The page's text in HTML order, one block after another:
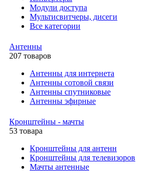
Модули доступа
Мультисвитчеры, дисеги
Все категории
Антенны
207 товаров
Антенны для интернета
Антенны сотовой связи
Антенны спутниковые
Антенны эфирные
Кронштейны - мачты
53 товара
Кронштейны для антенн
Кронштейны для телевизоров
Мачты антенные